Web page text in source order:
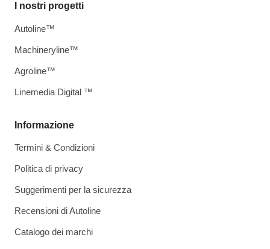
Informazione
Termini & Condizioni
Politica di privacy
Suggerimenti per la sicurezza
Recensioni di Autoline
Catalogo dei marchi
I nostri progetti
Autoline™
Machineryline™
Agroline™
Linemedia Digital ™